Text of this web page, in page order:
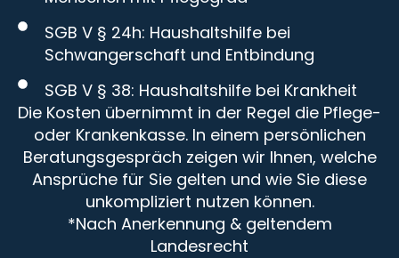
SGB V § 24h: Haushaltshilfe bei
Schwangerschaft und Entbindung
SGB V § 38: Haushaltshilfe bei Krankheit
Die Kosten übernimmt in der Regel die Pflege-
oder Krankenkasse. In einem persönlichen
Beratungsgespräch zeigen wir Ihnen, welche
Ansprüche für Sie gelten und wie Sie diese
unkompliziert nutzen können.
*Nach Anerkennung & geltendem
Landesrecht